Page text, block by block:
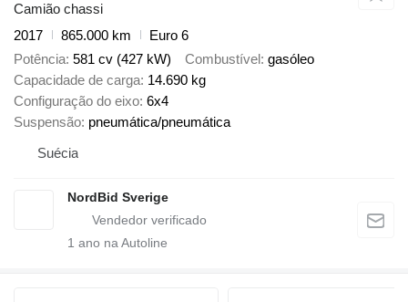
Camião chassi
2017
865.000 km
Euro 6
Potência 581 cv (427 kW) Combustível gasóleo
Capacidade de carga 14.690 kg
Configuração do eixo 6x4
Suspensão pneumática/pneumática
Suécia
NordBid Sverige
1 ano na Autoline